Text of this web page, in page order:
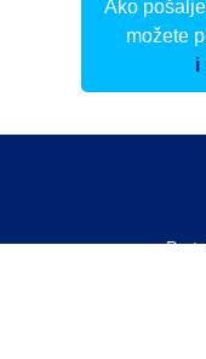
Ako
možete
i